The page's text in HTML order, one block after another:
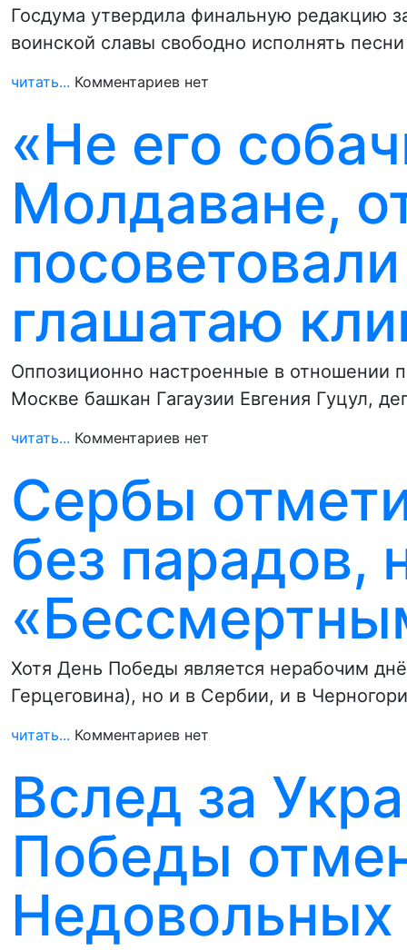
Госдума утвердила финальную редакцию
воинской славы свободно исполнять
читать... Комментариев нет
«Не его
Молдаване,
глашатаю
Оппозиционно настроенные в отношении
Москве башкан Гагаузии Евгения Гуцул,
читать... Комментариев нет
Сербы
без парадов,
Хотя День Победы является нерабочим
Герцеговина), но и в Сербии, и в
читать... Комментариев нет
Вслед за
Победы
Недовольных